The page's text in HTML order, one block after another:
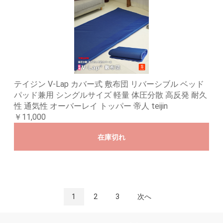
テイジン V-Lap カバー式 敷布団 リバーシブル ベッド
パッド兼用 シングルサイズ 軽量 体圧分散 高反発 耐久
性 通気性 オーバーレイ トッパー 帝人 teijin
￥11,000
在庫切れ
1 2 3 次へ